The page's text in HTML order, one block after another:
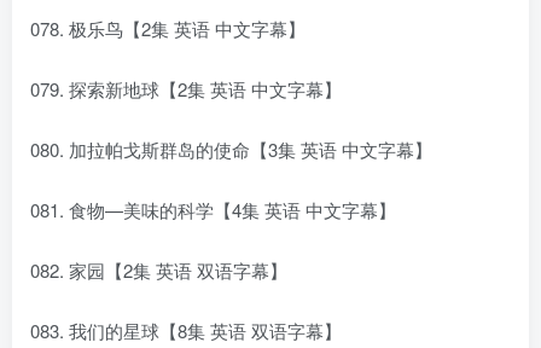
078. 极乐鸟【2集 英语 中文字幕】
079. 探索新地球【2集 英语 中文字幕】
080. 加拉帕戈斯群岛的使命【3集 英语 中文字幕】
081. 食物—美味的科学【4集 英语 中文字幕】
082. 家园【2集 英语 双语字幕】
083. 我们的星球【8集 英语 双语字幕】